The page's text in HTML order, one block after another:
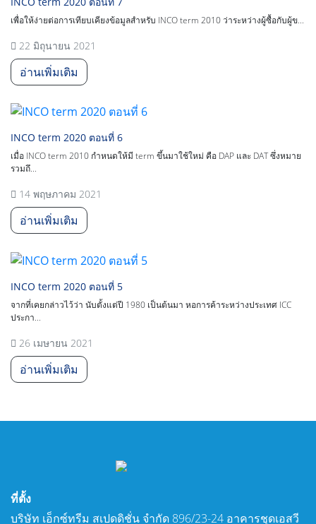
เพื่อให้ง่ายต่อการเทียบเคียงข้อมูลสำหรับ INCO term 2010 ว่าระหว่างผู้ซื้อกับผู้ข...
22 มิถุนายน 2021
อ่านเพิ่มเติม
INCO term 2020 ตอนที่ 6
เมื่อ INCO term 2010 กำหนดให้มี term ขึ้นมาใช้ใหม่ คือ DAP และ DAT ซึ่งหมาย
รวมถึ...
14 พฤษภาคม 2021
อ่านเพิ่มเติม
INCO term 2020 ตอนที่ 5
จากที่เคยกล่าวไว้ว่า นับตั้งแต่ปี 1980 เป็นต้นมา หอการค้าระหว่างประเทศ ICC
ประกา...
26 เมษายน 2021
อ่านเพิ่มเติม
ที่ตั้ง
บริษัท เอ็กซ์ทรีม สเปดดิชั่น จำกัด 896/23-24 อาคารชุดเอสวี